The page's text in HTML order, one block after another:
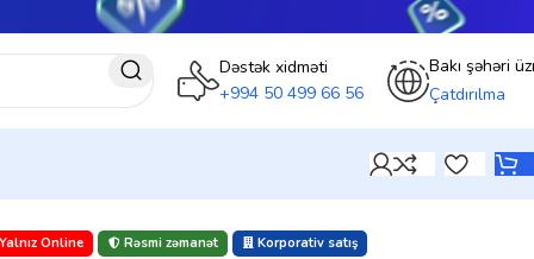
Dəstək xidməti
+994 50 499 66 56
Bakı şəhəri
Çatdırılma
Online Rəsmi zəmanət Korporativ satış